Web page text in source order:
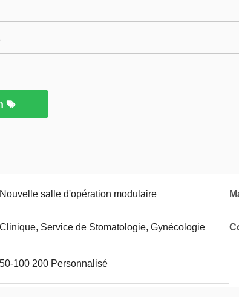
Nouvelle salle d'opération modulaire
Clinique, Service de Stomatologie, Gynécologie
50-100 200 Personnalisé